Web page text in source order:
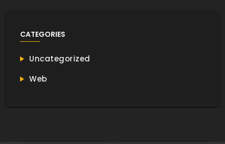
CATEGORIES
Uncategorized
Web